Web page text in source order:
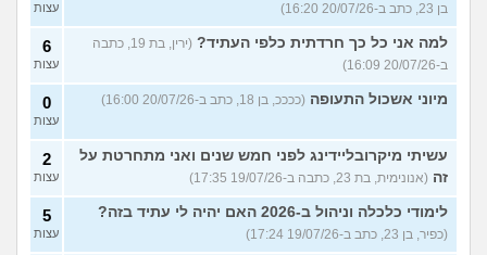
בן 23, כתב ב-20/07/26 16:20)
עצות
למה אני כל כך חרדתית כלפי העתיד?
(ירין, בת 19, כתבה
ב-20/07/26 16:09)
6
עצות
מיוני אשכול התעופה (ככככ, בן 18, כתב ב-20/07/26 16:00) 0
עצות
עשיתי מיקרובליידינג לפני חמש שנים ואני מתחרטת על
זה (אנונימית, בת 23, כתבה ב-19/07/26 17:35)
2
עצות
לימודי כלכלה וניהול ב-2026 האם יהיה לי עתיד בזה?
(כפיר, בן 23, כתב ב-19/07/26 17:24)
5
עצות